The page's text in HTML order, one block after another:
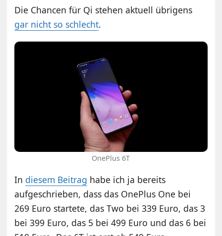
Die Chancen für Qi stehen aktuell übrigens
gar nicht so schlecht.
OnePlus 6T
In diesem Beitrag habe ich ja bereits
aufgeschrieben, dass das OnePlus One bei
269 Euro startete, das Two bei 339 Euro, das 3
bei 399 Euro, das 5 bei 499 Euro und das 6 bei